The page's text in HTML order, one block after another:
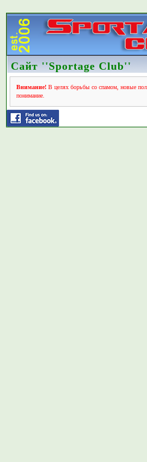
Сайт ''Sportage Club''
Внимание!В целях борьбы со спамом, новые
понимание.